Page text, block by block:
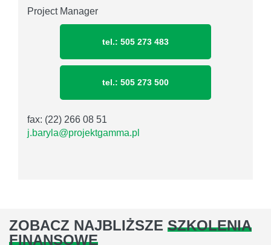
Project Manager
tel.: 505 273 483
tel.: 505 273 500
fax: (22) 266 08 51
j.baryla@projektgamma.pl
ZOBACZ NAJBLIŻSZE SZKOLENIA
FINANSOWE